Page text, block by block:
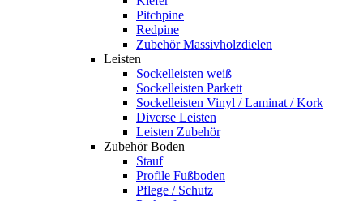
Pitchpine
Redpine
Zubehör Massivholzdielen
Leisten
Sockelleisten weiß
Sockelleisten Parkett
Sockelleisten Vinyl / Laminat / Kork
Diverse Leisten
Leisten Zubehör
Zubehör Boden
Stauf
Profile Fußboden
Pflege / Schutz